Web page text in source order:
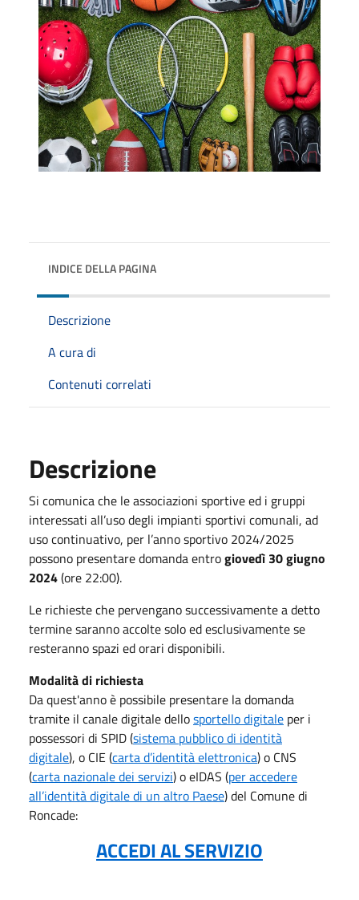
INDICE DELLA PAGINA
Descrizione
A cura di
Contenuti correlati
Descrizione
Si comunica che le associazioni sportive ed i gruppi
interessati all’uso degli impianti sportivi comunali, ad
uso continuativo, per l’anno sportivo 2024/2025
possono presentare domanda entrogiovedì 30 giugno
2024(ore 22:00).
Le richieste che pervengano successivamente a detto
termine saranno accolte solo ed esclusivamente se
resteranno spazi ed orari disponibili.
Modalità di richiesta
Da quest'anno è possibile presentare la domanda
tramite il canale digitale dellosportello digitale per i
possessori di SPID (sistema pubblico di identità
digitale), o CIE (carta d’identità elettronica) o CNS
(carta nazionale dei servizi) o eIDAS (per accedere
all’identità digitale di un altro Paese) del Comune di
Roncade:
ACCEDI AL SERVIZIO